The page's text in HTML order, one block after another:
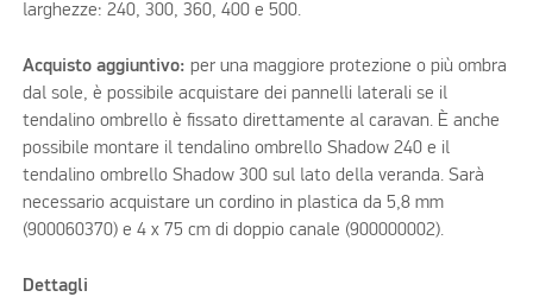
larghezze: 240, 300, 360, 400 e 500.
Acquisto aggiuntivo:per una maggiore protezione o più ombra
dal sole, è possibile acquistare dei pannelli laterali se il
tendalino ombrello è fissato direttamente al caravan. È anche
possibile montare il tendalino ombrello Shadow 240 e il
tendalino ombrello Shadow 300 sul lato della veranda. Sarà
necessario acquistare un cordino in plastica da 5,8 mm
(900060370) e 4 x 75 cm di doppio canale (900000002).
Dettagli